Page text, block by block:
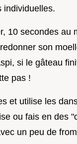
individuelles.
10 secondes au
son
si le gâteau
pas !
et utilise les
ou fais en des
un peu de